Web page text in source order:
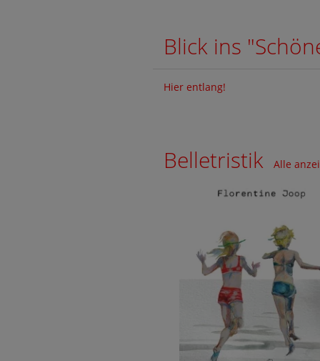
Blick ins
Hier entlang!
Belletristik Alle